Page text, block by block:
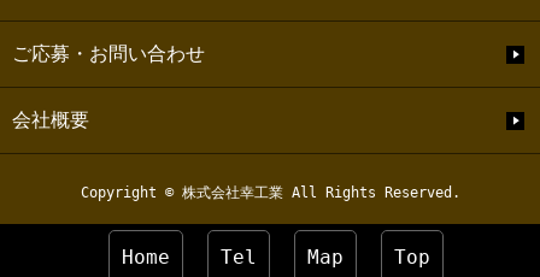
ご応募・お問い合わせ
会社概要
Copyright © 株式会社幸工業 All Rights Reserved.
Home Tel Map Top